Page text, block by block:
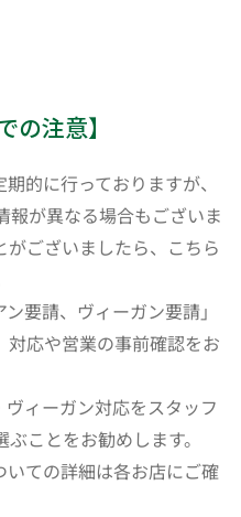
の注意】
的に行っておりますが、
報が異なる場合もございま
ございましたら、こちら
要請、ヴィーガン要請」
対応や営業の事前確認をお
ィーガン対応をスタッフ
ことをお勧めします。
ての詳細は各お店にご確